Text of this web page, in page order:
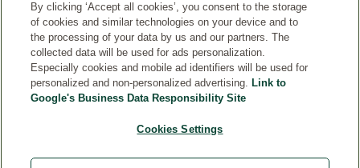
сл
бо
не
By clicking ‘Accept all cookies’, you consent to the storage
of cookies and similar technologies on your device and to
the processing of your data by us and our partners. The
collected data will be used for ads personalization.
Especially cookies and mobile ad identifiers will be used for
personalized and non-personalized advertising. Link to
Google's Business Data Responsibility Site
Cookies Settings